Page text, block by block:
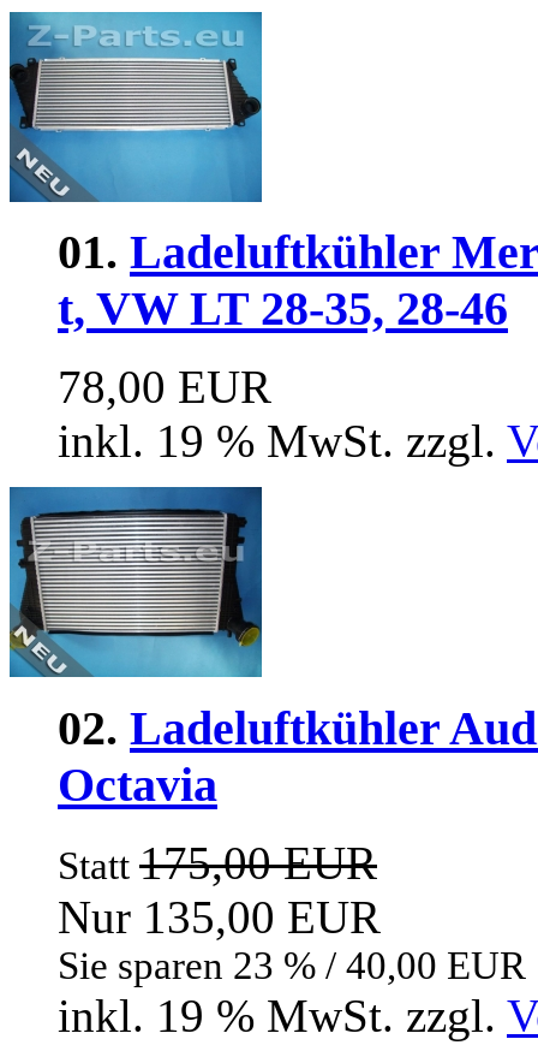
01. Ladeluftkühler
t, VW LT 28-35, 28-46
78,00 EUR
inkl. 19 % MwSt. zzgl.
02. Ladeluftkühler
Octavia
Statt 175,00 EUR
Nur 135,00 EUR
Sie sparen 23 % / 40,00 EUR
inkl. 19 % MwSt. zzgl.